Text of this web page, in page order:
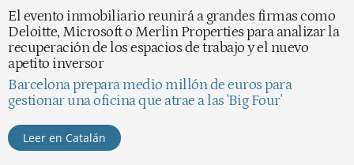
El evento inmobiliario reunirá a grandes firmas como
Deloitte, Microsoft o Merlin Properties para analizar la
recuperación de los espacios de trabajo y el nuevo
apetito inversor
Barcelona prepara medio millón de euros para
gestionar una oficina que atrae a las 'Big Four'
Leer en Catalán